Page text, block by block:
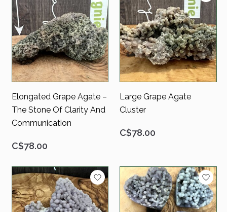
C$78.00
Elongated Grape Agate –
The Stone Of Clarity And
Communication
C$78.00
Large Grape Agate
Cluster